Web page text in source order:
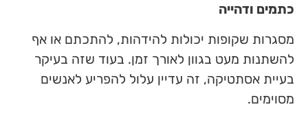
כתמים ודהייה
מסגרות שקופות יכולות להידהות, להתכתם או אף
להשתנות מעט בגוון לאורך זמן. בעוד שזה בעיקר
בעיית אסתטיקה, זה עדיין עלול להפריע לאנשים
מסוימים.